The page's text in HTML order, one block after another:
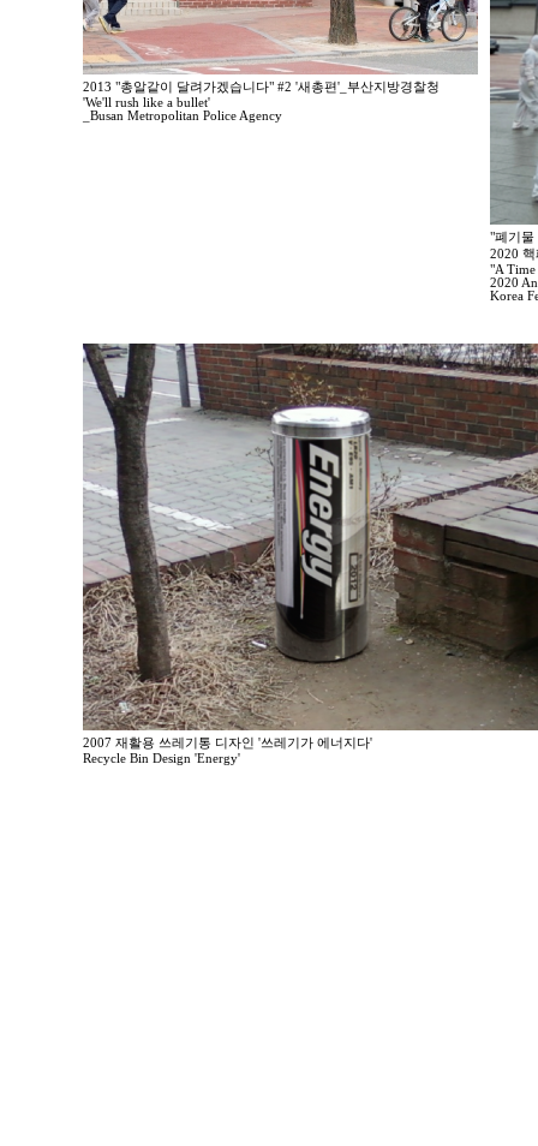
2013 "총알같이 달려가겠습니다" #2 '새총편'_부산지방경찰청
'We'll rush like a bullet'
_Busan Metropolitan Police Agency
"폐기물
2020
"A Time
2020
Korea
2007 재활용 쓰레기통 디자인 '쓰레기가 에너지다'
Recycle Bin Design 'Energy'